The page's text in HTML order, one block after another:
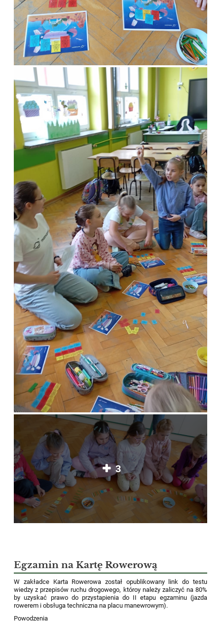
3
Egzamin na Kartę Rowerową
W zakładce Karta Rowerowa został opublikowany link do testu
wiedzy z przepisów ruchu drogowego, któroy należy zaliczyć na 80%
by uzyskać prawo do przystapienia do II etapu egzaminu (jazda
rowerem i obsługa techniczna na placu manewrowym).
Powodzenia